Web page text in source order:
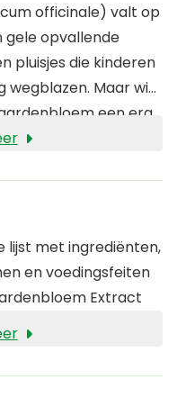
officinale) valt op
gele opvallende
pluisjes die kinderen
wegblazen. Maar wist
een erg
lijst met ingrediënten,
en voedingsfeiten
Extract